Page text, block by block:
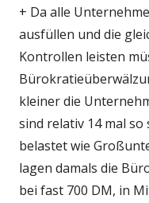
+ Da alle
ausfüllen und die
Kontrollen leisten
kleiner die
sind relativ 14 mal
belastet wie
lagen damals die
bei fast 700 DM, in